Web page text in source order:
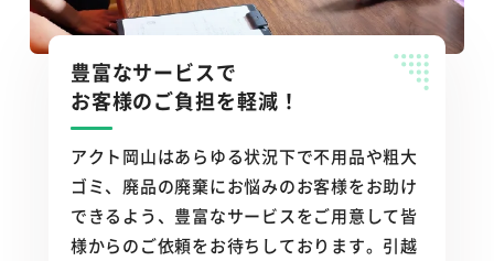
豊富なサービスで
お客様のご負担を軽減！
アクト岡山はあらゆる状況下で不用品や粗大
ゴミ、廃品の廃棄にお悩みのお客様をお助け
できるよう、豊富なサービスをご用意して皆
様からのご依頼をお待ちしております。引越